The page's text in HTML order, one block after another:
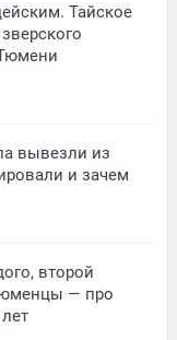
Тайское
вывезли из
и зачем
второй
— про